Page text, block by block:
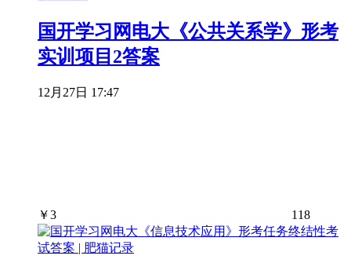
国开学习网电大《公共关系学》形考
实训项目2答案
12月27日 17:47
￥3 118